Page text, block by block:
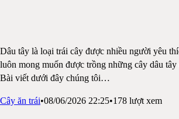
Dâu tây là loại trái cây được nhiều người yêu
luôn mong muốn được trồng những cây dâu
Bài viết dưới đây chúng tôi…
Cây ăn trái•08/06/2026 22:25•178 lượt xem